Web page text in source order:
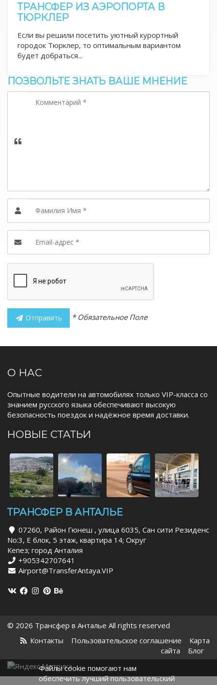
Файлы cookie помогают нам
обеспечить лучший пользовательский
ТРАНСФЕР ИЗ АЭРОПОРТА В
ТЮРКЛЕР
Если вы решили посетить уютный курортный
городок Тюрклер, то оптимальным вариантом
будет добраться...
ПОЗВОЛЬТЕ ЗНАТЬ ВАШЕ МНЕНИЕ
Отправить * Обязательное Поле
О НАС
Опытные водители на автомобилях только VIP-класса со
знанием русского языка обеспечивают высокую
безопасность поездок и надёжное время доставки.
НОВЫЕ СТАТЬИ
ТРАНСФЕР В АНТАЛЬЕ
07260, Район Гюнеш , улица 6035, Сан сити Резиденс
No:3, Е блок, 5 этаж, квартира 14; Округ
Кепез; город Анталия
+905342707641
Airport@TransferAntaya.VIP
© 2026 Трансфер в Анталье All rights reserved
Контакты
Пользовательское соглашение
Карта
сайта
Блог